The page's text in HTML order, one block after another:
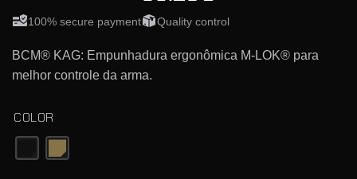
100% secure payment Quality control
BCM® KAG: Empunhadura ergonômica M-LOK® para
melhor controle da arma.
COLOR